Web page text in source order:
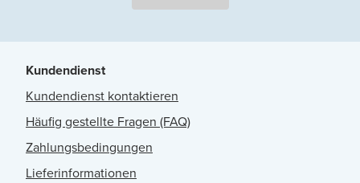
Kundendienst
Kundendienst kontaktieren
Häufig gestellte Fragen (FAQ)
Zahlungsbedingungen
Lieferinformationen